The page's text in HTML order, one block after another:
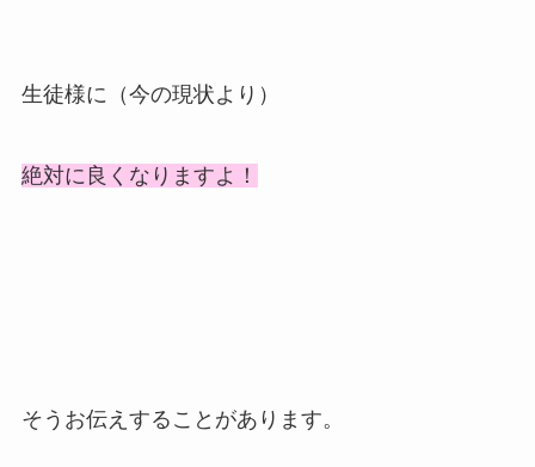
生徒様に（今の現状より）
絶対に良くなりますよ！
そうお伝えすることがあります。